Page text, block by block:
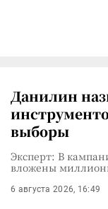
Данилин
выборы
Эксперт: В
вложены
6 августа 2026, 16:49